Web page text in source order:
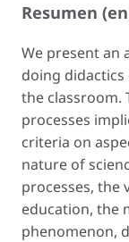
Resumen
We present an
doing didactics
the classroom.
processes
criteria on
nature of
processes, the
education, the
phenomenon,